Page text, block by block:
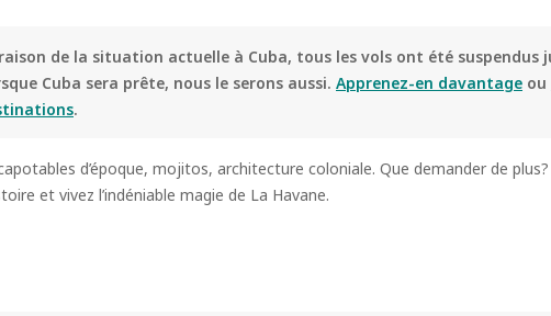
de la situation actuelle à Cuba, tous les vols ont été suspendus
Cuba sera prête, nous le serons aussi. Apprenez-en davantage ou
.
d’époque, mojitos, architecture coloniale. Que demander de
et vivez l’indéniable magie de La Havane.